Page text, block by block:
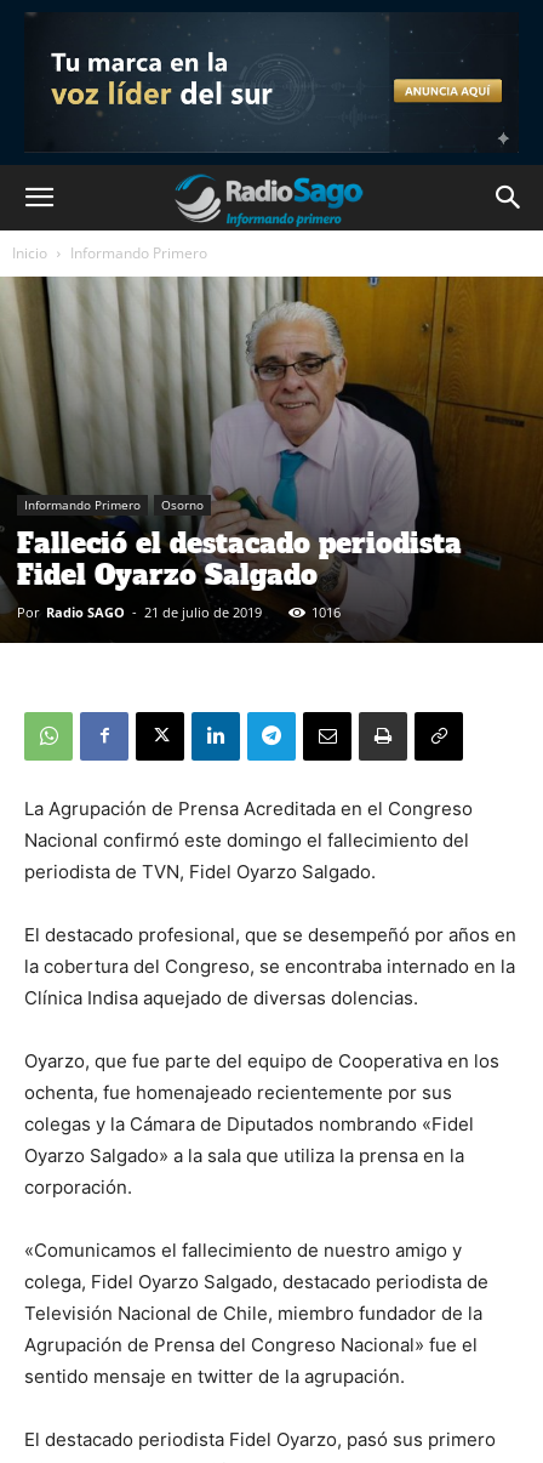
Inicio Informando Primero
Informando Primero Osorno
Falleció el destacado periodista
Fidel Oyarzo Salgado
Por Radio SAGO - 21 de julio de 2019 1016
La Agrupación de Prensa Acreditada en el Congreso
Nacional confirmó este domingo el fallecimiento del
periodista de TVN, Fidel Oyarzo Salgado.
El destacado profesional, que se desempeñó por años en
la cobertura del Congreso, se encontraba internado en la
Clínica Indisa aquejado de diversas dolencias.
Oyarzo, que fue parte del equipo de Cooperativa en los
ochenta, fue homenajeado recientemente por sus
colegas y la Cámara de Diputados nombrando «Fidel
Oyarzo Salgado» a la sala que utiliza la prensa en la
corporación.
«Comunicamos el fallecimiento de nuestro amigo y
colega, Fidel Oyarzo Salgado, destacado periodista de
Televisión Nacional de Chile, miembro fundador de la
Agrupación de Prensa del Congreso Nacional» fue el
sentido mensaje en twitter de la agrupación.
El destacado periodista Fidel Oyarzo, pasó sus primero